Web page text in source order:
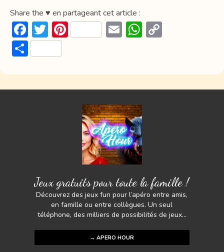
Share the ♥ en partageant cet article :
F
ac
e
b
o
T
w
itt
er
Pi
e
st
E
l
W
s
A
y
Li
P
ta
g
Jeux gratuits pour toute la famille !
Découvrez des jeux fun pour l’apéro entre amis,
en famille ou entre collègues. Un seul
téléphone, des milliers de possibilités de jeux...
→ APERO HOUR